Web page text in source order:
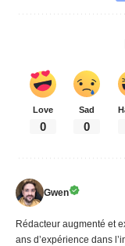
Love
0
Sad
0
Gwen
Rédacteur augmenté et
ans d’expérience dans